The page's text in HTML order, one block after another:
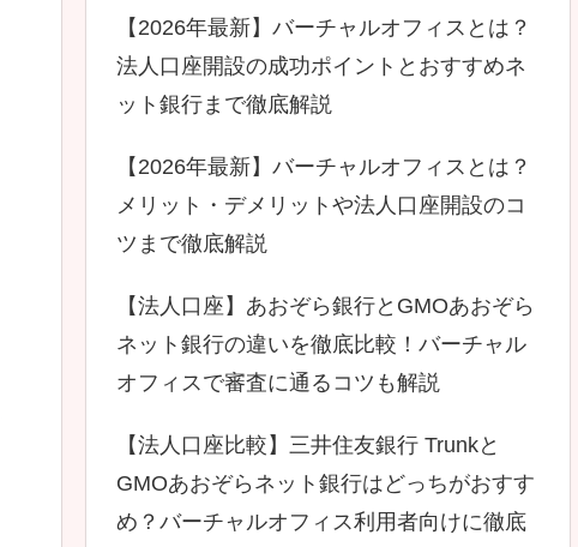
【2026年最新】バーチャルオフィスとは？
法人口座開設の成功ポイントとおすすめネ
ット銀行まで徹底解説
【2026年最新】バーチャルオフィスとは？
メリット・デメリットや法人口座開設のコ
ツまで徹底解説
【法人口座】あおぞら銀行とGMOあおぞら
ネット銀行の違いを徹底比較！バーチャル
オフィスで審査に通るコツも解説
【法人口座比較】三井住友銀行 Trunkと
GMOあおぞらネット銀行はどっちがおすす
め？バーチャルオフィス利用者向けに徹底